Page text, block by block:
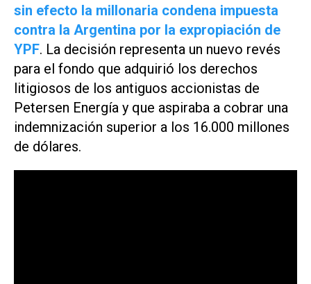
sin efecto la millonaria condena impuesta
contra la Argentina por la expropiación de
YPF. La decisión representa un nuevo revés
para el fondo que adquirió los derechos
litigiosos de los antiguos accionistas de
Petersen Energía y que aspiraba a cobrar una
indemnización superior a los 16.000 millones
de dólares.